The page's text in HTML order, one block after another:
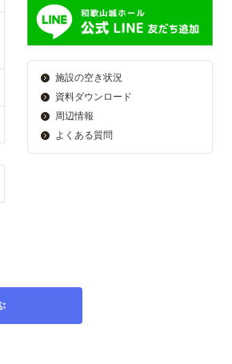
施設の空き状況
資料ダウンロード
周辺情報
よくある質問